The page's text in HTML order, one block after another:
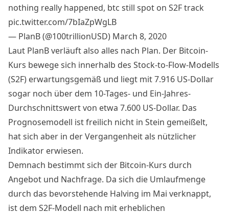
nothing really happened, btc still spot on S2F track
pic.twitter.com/7bIaZpWgLB
— PlanB (@100trillionUSD) March 8, 2020
Laut PlanB verläuft also alles nach Plan. Der Bitcoin-
Kurs bewege sich innerhalb des Stock-to-Flow-Modells
(S2F) erwartungsgemäß und liegt mit 7.916 US-Dollar
sogar noch über dem 10-Tages- und Ein-Jahres-
Durchschnittswert von etwa 7.600 US-Dollar. Das
Prognosemodell ist freilich nicht in Stein gemeißelt,
hat sich aber in der Vergangenheit als nützlicher
Indikator erwiesen.
Demnach bestimmt sich der Bitcoin-Kurs durch
Angebot und Nachfrage. Da sich die Umlaufmenge
durch das bevorstehende Halving im Mai verknappt,
ist dem S2F-Modell nach mit erheblichen